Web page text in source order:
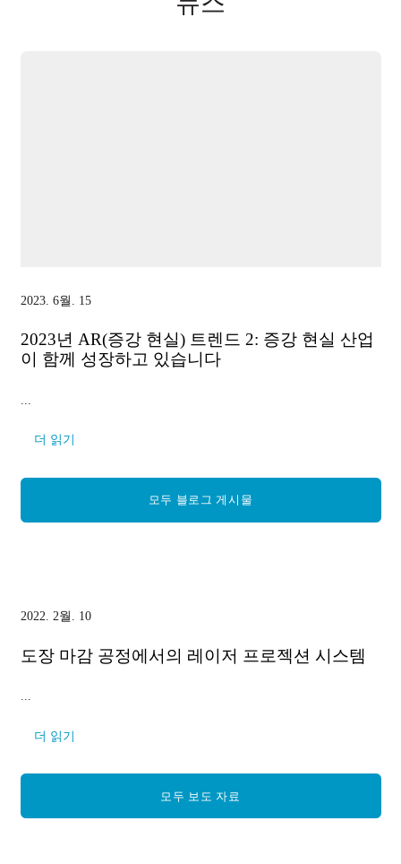
2023. 6월. 15
2023년 AR(증강 현실) 트렌드 2: 증강 현실 산업
이 함께 성장하고 있습니다
더 읽기
모두 블로그 게시물
2022. 2월. 10
도장 마감 공정에서의 레이저 프로젝션 시스템
...
더 읽기
모두 보도 자료